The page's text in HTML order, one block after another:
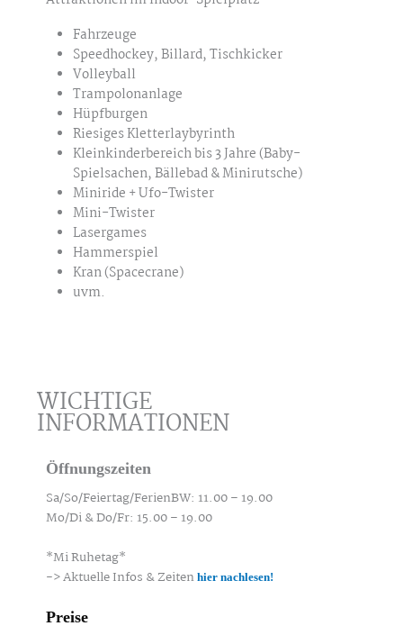
Fahrzeuge
Speedhockey, Billard, Tischkicker
Volleyball
Trampolonanlage
Hüpfburgen
Riesiges Kletterlaybyrinth
Kleinkinderbereich bis 3 Jahre (Baby-
Spielsachen, Bällebad & Minirutsche)
Miniride + Ufo-Twister
Mini-Twister
Lasergames
Hammerspiel
Kran (Spacecrane)
uvm.
WICHTIGE
INFORMATIONEN
Öffnungszeiten
Sa/So/Feiertag/FerienBW: 11.00 – 19.00
Mo/Di & Do/Fr: 15.00 – 19.00
*Mi Ruhetag*
-> Aktuelle Infos & Zeitenhier nachlesen!
Preise